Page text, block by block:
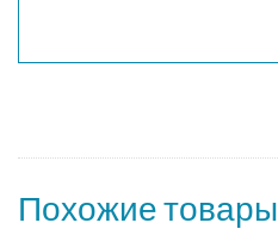
Похожие товары